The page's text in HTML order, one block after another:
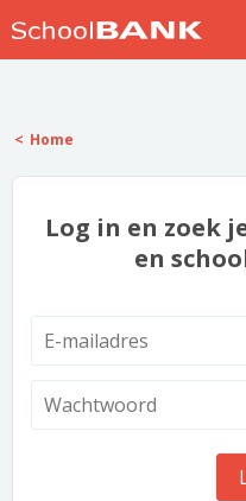
Home
Log in en zoek
en